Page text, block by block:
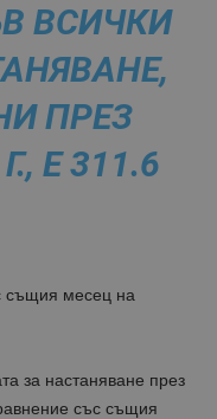
ВСИЧКИ
ПРЕЗ
Е 311.6
същия месец на
за настаняване през
със същия